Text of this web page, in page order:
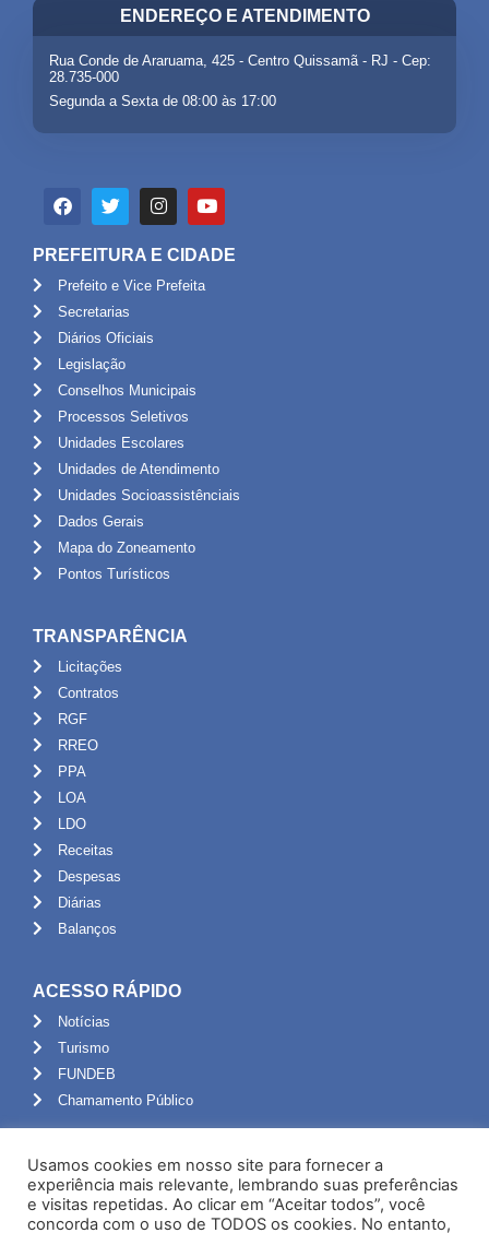
ENDEREÇO E ATENDIMENTO
Rua Conde de Araruama, 425 - Centro Quissamã - RJ - Cep:
28.735-000
Segunda a Sexta de 08:00 às 17:00
PREFEITURA E CIDADE
Prefeito e Vice Prefeita
Secretarias
Diários Oficiais
Legislação
Conselhos Municipais
Processos Seletivos
Unidades Escolares
Unidades de Atendimento
Unidades Socioassistênciais
Dados Gerais
Mapa do Zoneamento
Pontos Turísticos
TRANSPARÊNCIA
Licitações
Contratos
RGF
RREO
PPA
LOA
LDO
Receitas
Despesas
Diárias
Balanços
ACESSO RÁPIDO
Notícias
Turismo
FUNDEB
Chamamento Público
Portal do Servidor
Webmail
Usamos cookies em nosso site para fornecer a
experiência mais relevante, lembrando suas preferências
e visitas repetidas. Ao clicar em “Aceitar todos”, você
concorda com o uso de TODOS os cookies. No entanto,